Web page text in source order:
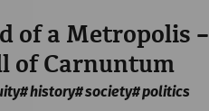
of a Metropolis –
of Carnuntum
history society politics